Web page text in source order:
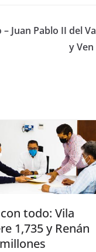
Juan Pablo II del Va
y Ven
todo: Vila
1,735 y Renán